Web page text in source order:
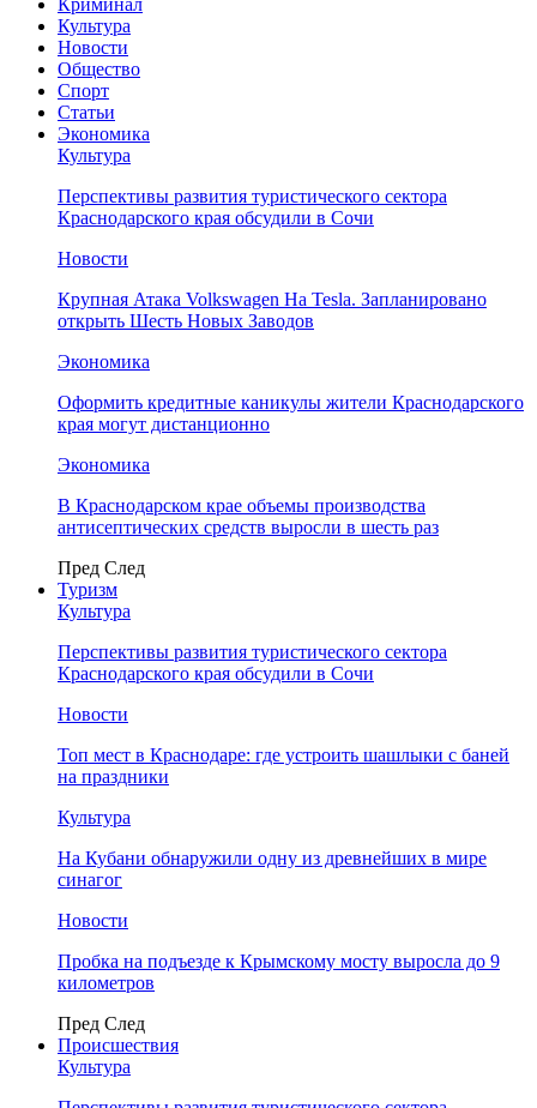
Культура
Новости
Общество
Спорт
Статьи
Экономика
Культура
Перспективы развития туристического сектора
Краснодарского края обсудили в Сочи
Новости
Крупная Атака Volkswagen На Tesla. Запланировано
открыть Шесть Новых Заводов
Экономика
Оформить кредитные каникулы жители Краснодарского
края могут дистанционно
Экономика
В Краснодарском крае объемы производства
антисептических средств выросли в шесть раз
Пред След
Туризм
Культура
Перспективы развития туристического сектора
Краснодарского края обсудили в Сочи
Новости
Топ мест в Краснодаре: где устроить шашлыки с баней
на праздники
Культура
На Кубани обнаружили одну из древнейших в мире
синагог
Новости
Пробка на подъезде к Крымскому мосту выросла до 9
километров
Пред След
Происшествия
Культура